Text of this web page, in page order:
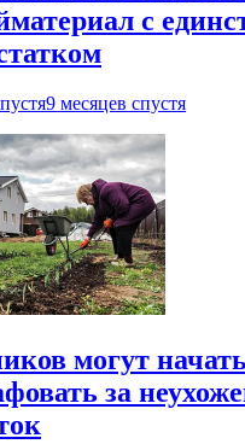
с
9 месяцев спустя
могут начать
за